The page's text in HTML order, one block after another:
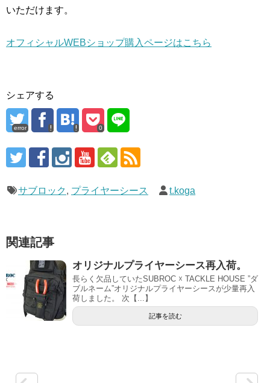
いただけます。
オフィシャルWEBショップ購入ページはこちら
シェアする
error 0
サブロック , プライヤーシース t.koga
関連記事
オリジナルプライヤーシース再入荷。
長らく欠品していたSUBROC ☓ TACKLE HOUSE ”ダ
ブルネーム”オリジナルプライヤーシースが少量再入
荷しました。 次【...】
記事を読む